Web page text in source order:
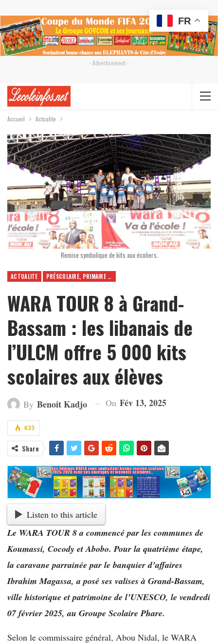
- Advertisement -
Accueil Actualite
Remise symbolique de kits aux écoliers.
ACTUALITE PRÉSCOLAIRE, PRIMAIRE ET SECONDAIRE
WARA TOUR 8 à Grand-
Bassam : les libanais de
l’ULCM offre 5 000 kits
scolaires aux élèves
By Benoit Kadjo On Fév 13, 2025
633
Share
Listen to this article
Le WARA TOUR 8 a commencé par les communes de
Koumassi, Cocody et Abobo. Pour la quatrième étape,
la caravane parrainée par le banquier d’affaires
Ibrahim Magassa, a posé ses valises à Grand-Bassam,
ville historique et patrimoine de l’UNESCO, le vendredi
07 février 2025, au Groupe Scolaire Phare.
Selon le commissaire général, Abou Nidal, le WARA
FR